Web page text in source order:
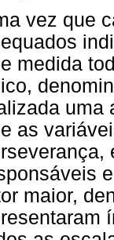
vez que
medida
uma
as
maior,